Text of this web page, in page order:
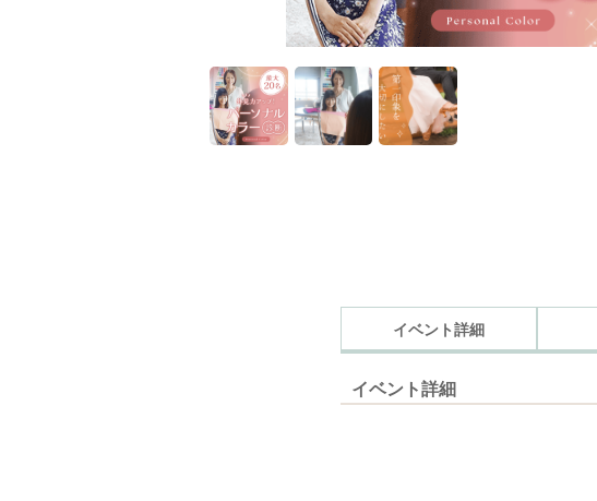
イベント詳細
イベント詳細